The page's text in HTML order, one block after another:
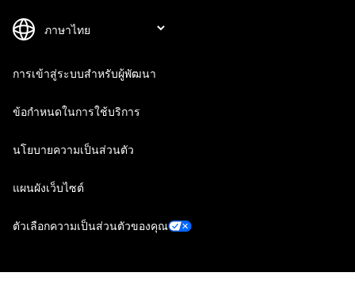
การเข้าสู่ระบบสำหรับผู้พัฒนา
ข้อกำหนดในการใช้บริการ
นโยบายความเป็นส่วนตัว
แผนผังเว็บไซต์
ตัวเลือกความเป็นส่วนตัวของคุณ